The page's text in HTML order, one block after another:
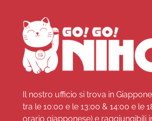
Il nostro ufficio si trova in
tra le 10:00 e le 13:00 & 14:00 e le
orario giapponese) e raggiungibili